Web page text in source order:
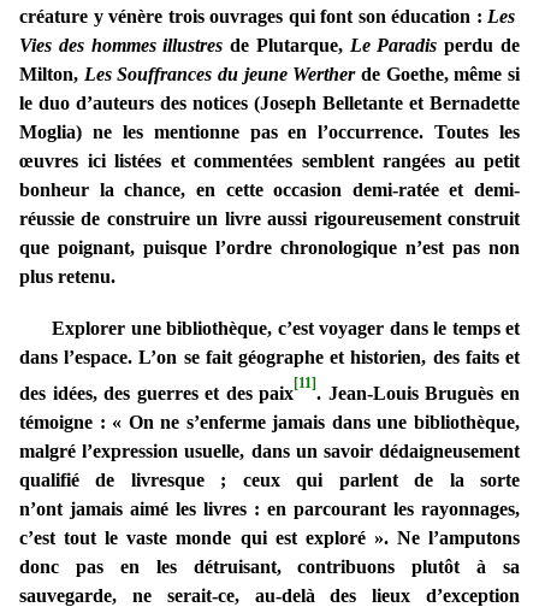
créature y vénère trois ouvrages qui font son éducation : Les
Vies des hommes illustres de Plutarque, Le Paradisperdu de
Milton, Les Souffrances du jeune Wertherde Goethe, même si
le duo d’auteurs des notices (Joseph Belletante et Bernadette
Moglia) ne les mentionne pas en l’occurrence. Toutes les
œuvres ici listées et commentées semblent rangées au petit
bonheur la chance, en cette occasion demi-ratée et demi-
réussie de construire un livre aussi rigoureusement construit
que poignant, puisque l’ordre chronologique n’est pas non
plus retenu.
Explorer une bibliothèque, c’est voyager dans le temps et
dans l’espace. L’on se fait géographe et historien, des faits et
des idées, des guerres et des paix[11]. Jean-Louis Bruguès en
témoigne : « On ne s’enferme jamais dans une bibliothèque,
malgré l’expression usuelle, dans un savoir dédaigneusement
qualifié de livresque ; ceux qui parlent de la sorte
n’ont jamais aimé les livres : en parcourant les rayonnages,
c’est tout le vaste monde qui est exploré ». Ne l’amputons
donc pas en les détruisant, contribuons plutôt à sa
sauvegarde, ne serait-ce, au-delà des lieux d’exception